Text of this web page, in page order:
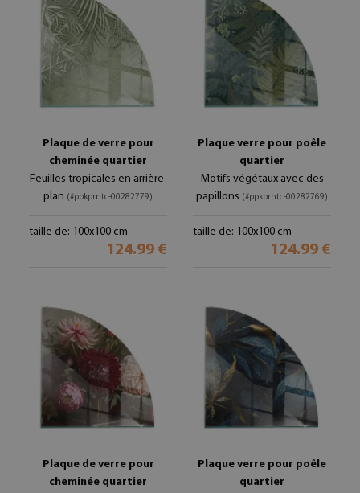
Plaque de verre pour
cheminée quartier
Feuilles tropicales en arrière-
plan (#ppkprntc-00282779)
taille de: 100x100 cm
124.99 €
Plaque verre pour poêle
quartier
Motifs végétaux avec des
papillons (#ppkprntc-00282769)
taille de: 100x100 cm
124.99 €
Plaque de verre pour
cheminée quartier
Plaque verre pour poêle
quartier